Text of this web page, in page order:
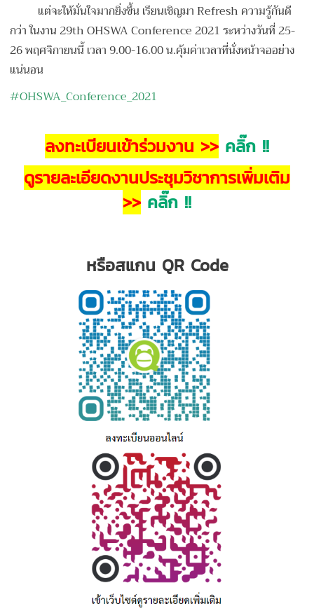
แต่จะให้มั่นใจมากยิ่งขึ้น เรียนเชิญมา Refresh ความรู้กันดี
กว่า ในงาน 29th OHSWA Conference 2021 ระหว่างวันที่ 25-
26 พฤศจิกายนนี้ เวลา 9.00-16.00 น.คุ้มค่าเวลาที่นั่งหน้าจออย่าง
แน่นอน
#OHSWA_Conference_2021
ลงทะเบียนเข้าร่วมงาน >> คลิ๊ก !!
ดูรายละเอียดงานประชุมวิชาการเพิ่มเติม
>> คลิ๊ก !!
หรือสแกน QR Code